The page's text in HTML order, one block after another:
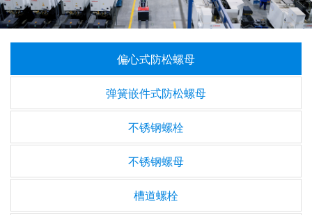
偏心式防松螺母
弹簧嵌件式防松螺母
不锈钢螺栓
不锈钢螺母
槽道螺栓